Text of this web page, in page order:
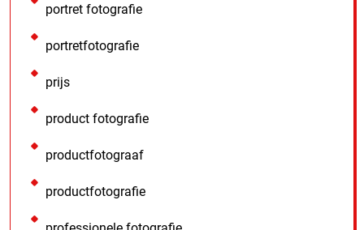
portret fotografie
portretfotografie
prijs
product fotografie
productfotograaf
productfotografie